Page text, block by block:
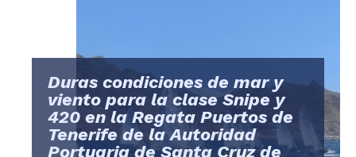
Duras condiciones de mar y
viento para la clase Snipe y
420 en la Regata Puertos de
Tenerife de la Autoridad
Portuaria de Santa Cruz de